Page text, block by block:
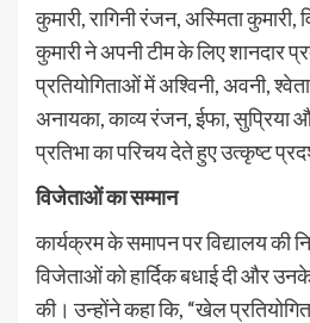
कुमारी, रागिनी रंजन, अस्मिता कुमारी,
कुमारी ने अपनी टीम के लिए शानदार
प्रतियोगिताओं में अश्विनी, अवनी,
अनायका, काव्य रंजन, ईफा, सुप्रिया
प्रतिभा का परिचय देते हुए उत्कृष्ट
विजेताओं का सम्मान
कार्यक्रम के समापन पर विद्यालय की
विजेताओं को हार्दिक बधाई दी और
की। उन्होंने कहा कि, “खेल